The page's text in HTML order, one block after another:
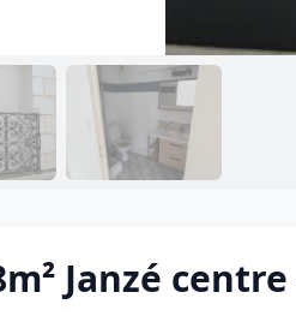
Janzé centre